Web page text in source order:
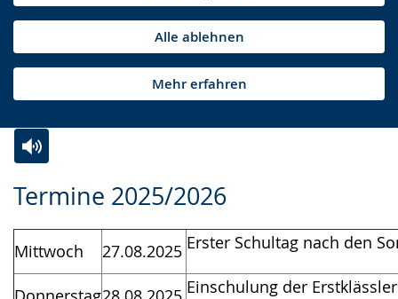
Alle ablehnen
Mehr erfahren
Termine 2025/2026
Mittwoch 27.08.2025 Erster Schultag nach den
Einschulung der Erstklässler
Leichten
Sprache
wechseln.
Audio-
Unterstützung.
Video
in
Deutscher
Gebärdensprache